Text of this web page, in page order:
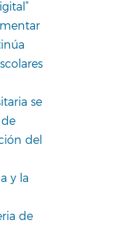
se
del
y la
de